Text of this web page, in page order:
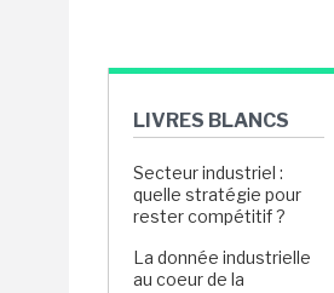
LIVRES BLANCS
Secteur industriel :
quelle stratégie pour
rester compétitif ?
La donnée industrielle
au coeur de la